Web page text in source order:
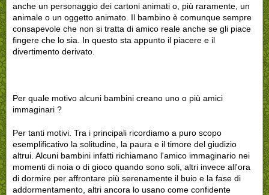
anche un personaggio dei cartoni animati o, più raramente, un
animale o un oggetto animato. Il bambino è comunque sempre
consapevole che non si tratta di amico reale anche se gli piace
fingere che lo sia. In questo sta appunto il piacere e il
divertimento derivato.
Per quale motivo alcuni bambini creano uno o più amici
immaginari ?
Per tanti motivi. Tra i principali ricordiamo a puro scopo
esemplificativo la solitudine, la paura e il timore del giudizio
altrui. Alcuni bambini infatti richiamano l'amico immaginario nei
momenti di noia o di gioco quando sono soli, altri invece all'ora
di dormire per affrontare più serenamente il buio e la fase di
addormentamento, altri ancora lo usano come confidente